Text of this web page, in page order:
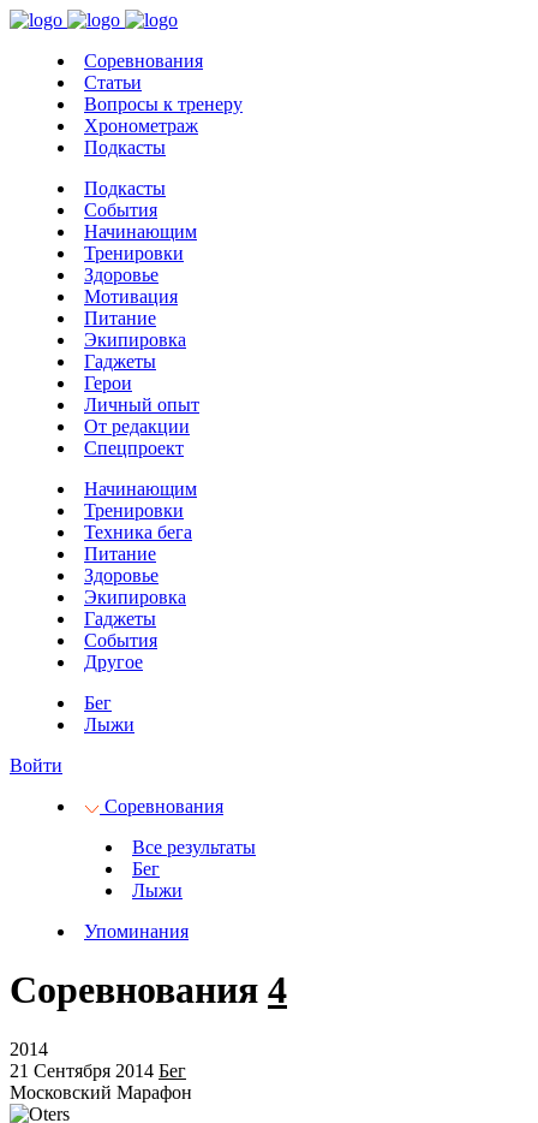
Соревнования
Статьи
Вопросы к тренеру
Хронометраж
Подкасты
Подкасты
События
Начинающим
Тренировки
Здоровье
Мотивация
Питание
Экипировка
Гаджеты
Герои
Личный опыт
От редакции
Спецпроект
Начинающим
Тренировки
Техника бега
Питание
Здоровье
Экипировка
Гаджеты
События
Другое
Бег
Лыжи
Войти
Соревнования
Все результаты
Бег
Лыжи
Упоминания
Соревнования 4
2014
21 Сентября 2014 Бег
Московский Марафон